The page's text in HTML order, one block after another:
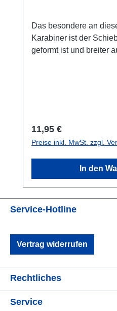
Das besondere an
Karabiner ist der
geformt ist und breiter
Regulärer Preis:
11,95 €
Preise inkl. MwSt. zzgl.
In den
Service-Hotline
Vertrag widerrufen
Rechtliches
Service